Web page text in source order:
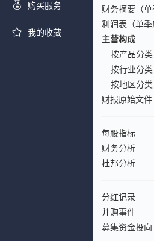
购买服务
我的收藏
财务摘要（单
利润表（单季
主营构成
按产品分类
按行业分类
按地区分类
财报原始文件
每股指标
财务分析
杜邦分析
分红记录
并购事件
募集资金投向